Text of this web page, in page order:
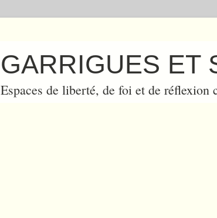
GARRIGUES ET
Espaces de liberté, de foi et de réflexion